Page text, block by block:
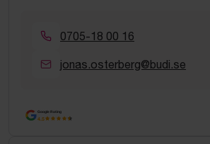
0705-18 00 16
jonas.osterberg@budi.se
Google Rating
4.5